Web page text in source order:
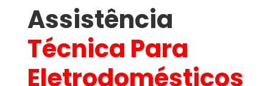
Assistência
Técnica Para
Eletrodomésticos